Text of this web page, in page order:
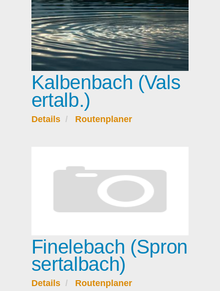
Kalbenbach (Vals
ertalb.)
Details Routenplaner
Finelebach (Spron
sertalbach)
Details Routenplaner